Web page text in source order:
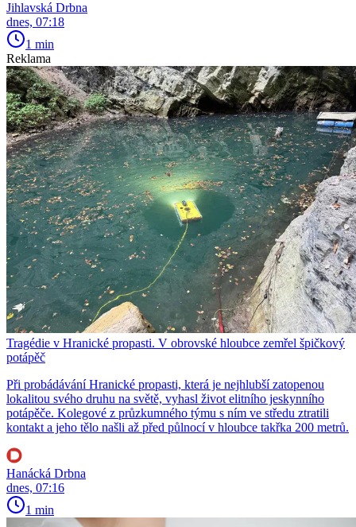
Jihlavská Drbna
dnes, 07:18
1 min
Reklama
Tragédie v Hranické propasti. V obrovské hloubce zemřel špičkový
potápěč
Při probádávání Hranické propasti, která je nejhlubší zatopenou
lokalitou svého druhu na světě, vyhasl život elitního jeskynního
potápěče. Kolegové z průzkumného týmu s ním ve středu ztratili
kontakt a jeho tělo našli až před půlnocí v hloubce takřka 200 metrů.
Hanácká Drbna
dnes, 07:16
1 min